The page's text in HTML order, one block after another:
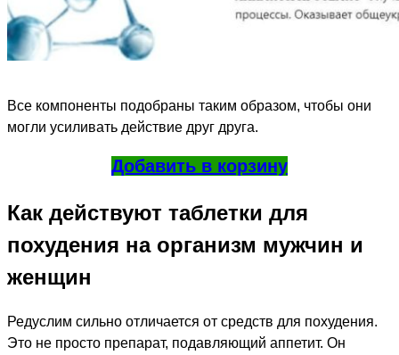
Все компоненты подобраны таким образом, чтобы они
могли усиливать действие друг друга.
Добавить в корзину
Как действуют таблетки для
похудения на организм мужчин и
женщин
Редуслим сильно отличается от средств для похудения.
Это не просто препарат, подавляющий аппетит. Он